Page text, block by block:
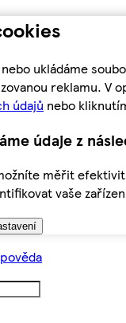
ukládáme
reklamu. V
údajů nebo
údaje z
měřit
vaše